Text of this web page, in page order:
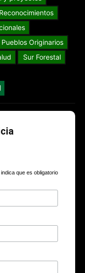
Pueblos Originarios
Sur Forestal
indica que es obligatorio